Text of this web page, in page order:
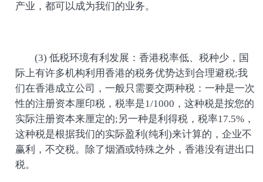
产业，都可以成为我们的业务。
(3) 低税环境有利发展：香港税率低、税种少，国
际上有许多机构利用香港的税务优势达到合理避税;我
们在香港成立公司，一般只需要交两种税：一种是一次
性的注册资本厘印税，税率是1/1000，这种税是按您的
实际注册资本来厘定的;另一种是利得税，税率17.5%，
这种税是根据我们的实际盈利(纯利)来计算的，企业不
赢利，不交税。除了烟酒或特殊之外，香港没有进出口
税。